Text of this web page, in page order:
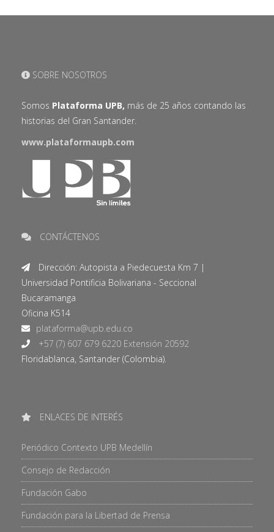
SOBRE NOSOTROS
Somos Plataforma UPB, más de 25 años contando las
historias del Gran Santander.
www.plataformaupb.com
CONTÁCTENOS
Dirección: Autopista a Piedecuesta Km 7 |
Universidad Pontificia Bolivariana - Seccional
Bucaramanga
Oficina K514
+57 (7) 607 679 6220 Extensión 20592
Floridablanca, Santander (Colombia).
ENLACES DE INTERÉS
Periódico Contexto UPB Medellín
Consejo de Redacción
Fundación Gabo
Fundación para la Libertad de Prensa